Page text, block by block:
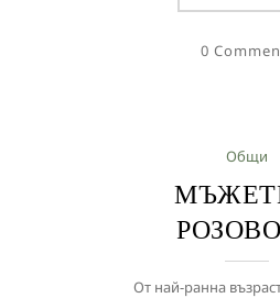
0
Общи
От най-ранна